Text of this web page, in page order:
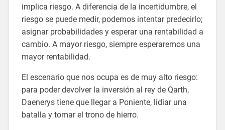
implica riesgo. A diferencia de la incertidumbre, el
riesgo se puede medir, podemos intentar predecirlo;
asignar probabilidades y esperar una rentabilidad a
cambio. A mayor riesgo, siempre esperaremos una
mayor rentabilidad.
El escenario que nos ocupa es de muy alto riesgo:
para poder devolver la inversión al rey de Qarth,
Daenerys tiene que llegar a Poniente, lidiar una
batalla y tomar el trono de hierro.